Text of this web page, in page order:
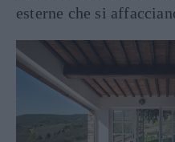
esterne che si